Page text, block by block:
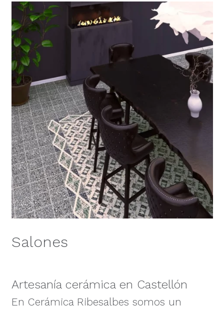
Salones
Artesanía cerámica en Castellón
En Cerámica Ribesalbes somos un